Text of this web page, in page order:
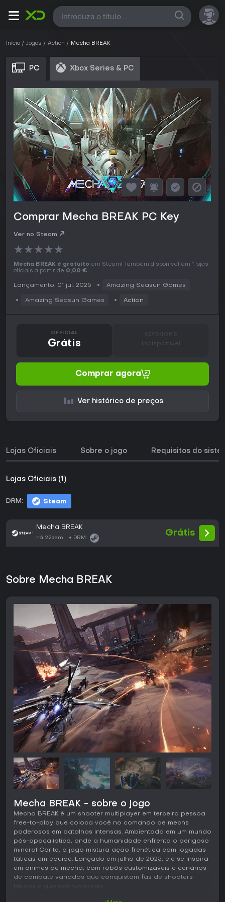
Todas
Início Jogos Action Mecha BREAK
PC Xbox Series & PC
Comprar Mecha BREAK PC Key
Ver no Steam
★★★★★
Mecha BREAK é gratuito em Steam! Também disponível em 1 lojas
oficiais a partir de 0,00 €.
Lançamento: 01 jul. 2025 Amazing Seasun Games
Amazing Seasun Games Action
OFFICIAL
Grátis Indisponível
Comprar agora
Ver histórico de preços
Lojas Oficiais Sobre o jogo Requisitos do
Lojas Oficiais (1)
DRM: Steam
Mecha BREAK
há 22sem DRM:
Grátis
Sobre Mecha BREAK
Mecha BREAK - sobre o jogo
Mecha BREAK é um shooter multiplayer em terceira pessoa
free-to-play que coloca você no comando de mechs
poderosos em batalhas intensas. Ambientado em um mundo
pós-apocalíptico, onde a humanidade enfrenta o perigoso
mineral Corite, o jogo mistura ação frenética com jogadas
táticas em equipe. Lançado em julho de 2025, ele se inspira
em animes de mecha, com robôs customizáveis e cenários
de combate variados que conquistam fãs de shooters
táticos e guerras robóticas.